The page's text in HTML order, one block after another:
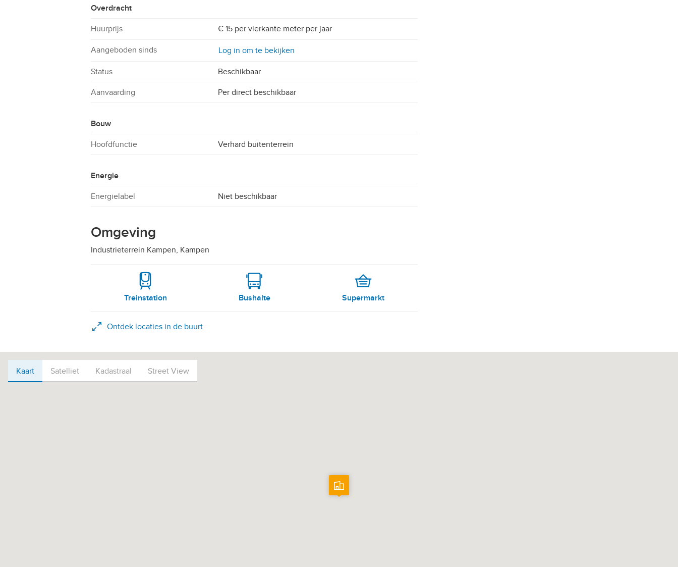
Overdracht
Huurprijs € 15 per vierkante meter per jaar
Aangeboden sinds Log in om te bekijken
Status Beschikbaar
Aanvaarding Per direct beschikbaar
Bouw
Hoofdfunctie Verhard buitenterrein
Energie
Energielabel Niet beschikbaar
Omgeving
Industrieterrein Kampen, Kampen
Treinstation Bushalte Supermarkt
Ontdek locaties in de buurt
Kaart
Kaart Satelliet Kadastraal Street View